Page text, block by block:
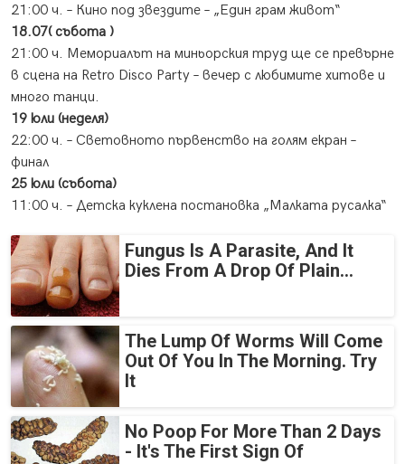
21:00 ч. – Кино под звездите – „Един грам живот“
18.07( събота )
21:00 ч. Мемориалът на миньорския труд ще се превърне
в сцена на Retro Disco Party – вечер с любимите хитове и
много танци.
19 юли (неделя)
22:00 ч. – Световното първенство на голям екран –
финал
25 юли (събота)
11:00 ч. – Детска куклена постановка „Малката русалка“
Fungus Is A Parasite, And It
Dies From A Drop Of Plain...
The Lump Of Worms Will Come
Out Of You In The Morning. Try
It
No Poop For More Than 2 Days
- It's The First Sign Of